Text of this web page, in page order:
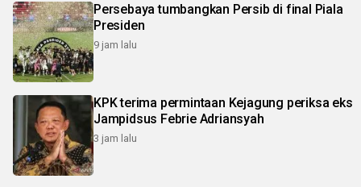
Persebaya tumbangkan Persib di final Piala
Presiden
9 jam lalu
KPK terima permintaan Kejagung periksa eks
Jampidsus Febrie Adriansyah
3 jam lalu